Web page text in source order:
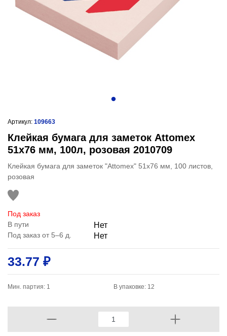
Артикул: 109663
Клейкая бумага для заметок Attomex
51x76 мм, 100л, розовая 2010709
Клейкая бумага для заметок "Attomex" 51x76 мм, 100 листов,
розовая
Под заказ
В пути
Нет
Под заказ от 5–6 д. Нет
33.77 ₽
Мин. партия: 1 В упаковке: 12